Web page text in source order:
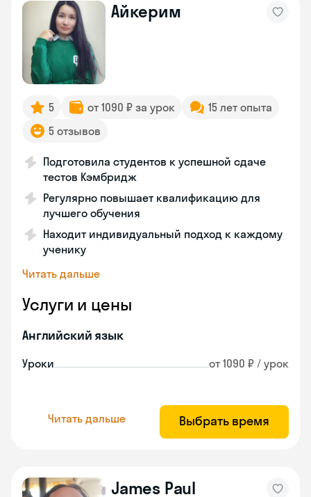
Айкерим
5 от 1090 ₽ за урок
15 лет опыта
5 отзывов
Подготовила студентов к успешной сдаче
тестов Кэмбридж
Регулярно повышает квалификацию для
лучшего обучения
Находит индивидуальный подход к каждому
ученику
Читать дальше
Услуги и цены
Английский язык
Уроки от 1090 ₽ / урок
Читать дальше Выбрать время
James Paul